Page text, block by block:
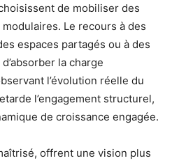
de mobiliser des
Le recours à des
espaces partagés ou à des
la charge
l’évolution réelle du
l’engagement structurel,
de croissance engagée.
offrent une vision plus